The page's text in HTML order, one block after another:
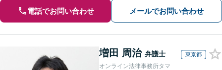
電話でお問い合わせ メールでお問い合わせ
増田 周治 弁護士 東京都
オンライン法律事務所タマ